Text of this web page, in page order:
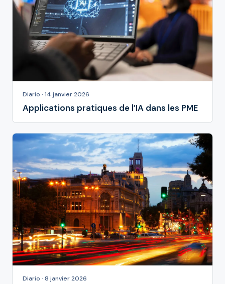
Diario · 14 janvier 2026
Applications pratiques de l’IA dans les PME
Diario · 8 janvier 2026